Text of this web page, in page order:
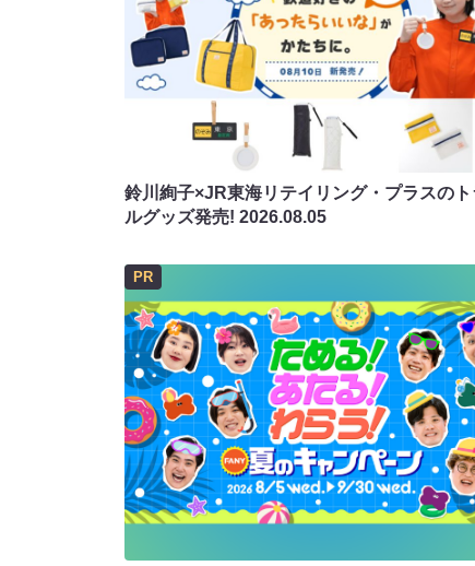
鈴川絢子×JR東海リテイリング・プラスの
ルグッズ発売! 2026.08.05
PR